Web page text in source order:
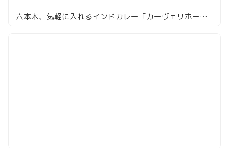
六本木、気軽に入れるインドカレー「カーヴェリホームキッチン」